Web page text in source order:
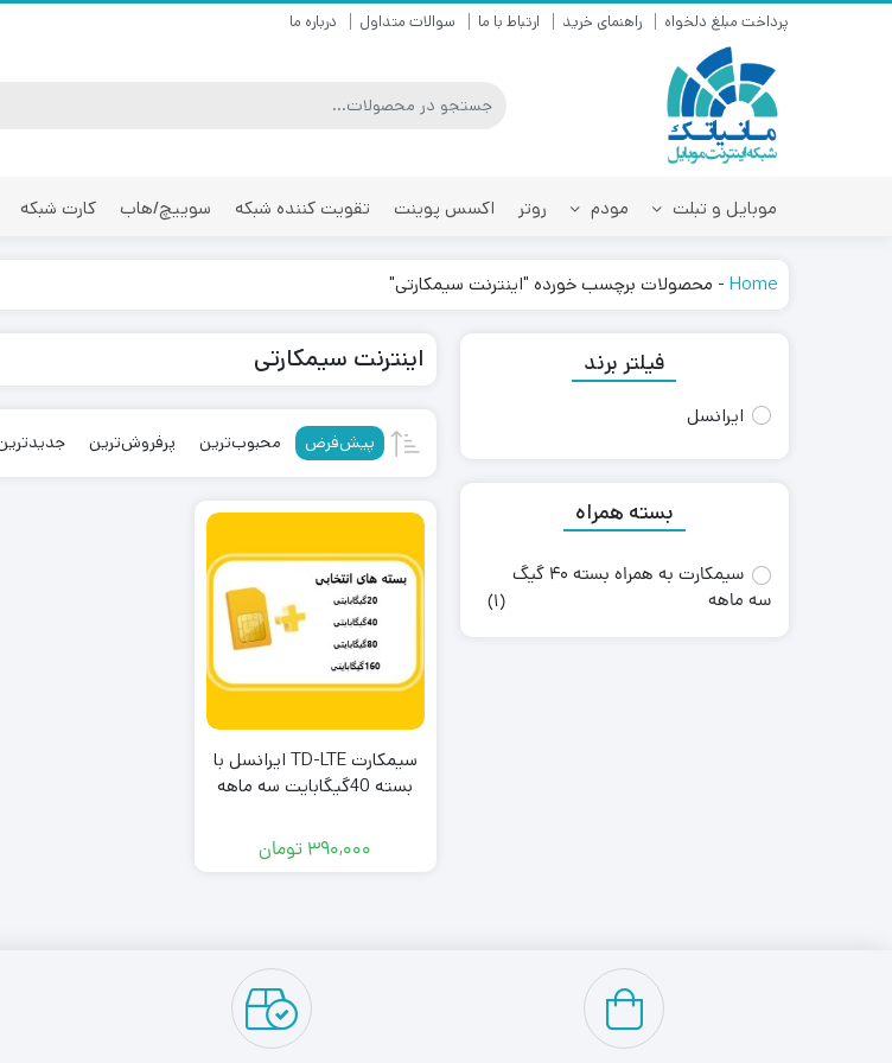
پرداخت مبلغ دلخواه راهنمای خرید ارتباط با ما سوالات متداول درباره ما
موبایل و تبلت مودم روتر اکسس پوینت تقویت کننده شبکه سوییچ/هاب کارت شبکه
Home
- محصولات برچسب خورده "اینترنت سیمکارتی"
اینترنت سیمکارتی
پیش‌فرض محبوب‌ترین پرفروش‌ترین
سیمکارت TD-LTE ایرانسل با
بسته 40گیگابایت سه ماهه
۳۹۰,۰۰۰ تومان
فیلتر برند
ایرانسل
بسته همراه
سیمکارت به همراه بسته 40 گیگ
سه ماهه
(1)